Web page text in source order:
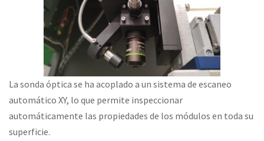
La sonda óptica se ha acoplado a un sistema de escaneo
automático XY, lo que permite inspeccionar
automáticamente las propiedades de los módulos en toda su
superficie.